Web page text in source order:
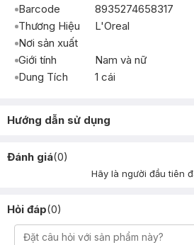
Barcode
8935274658317
Thương Hiệu
L'Oreal
Nơi sản xuất
Giới tính
Nam và nữ
Dung Tích
1 cái
Hướng dẫn sử dụng
Đánh giá(0)
Hãy là người đầu tiên
Hỏi đáp(0)